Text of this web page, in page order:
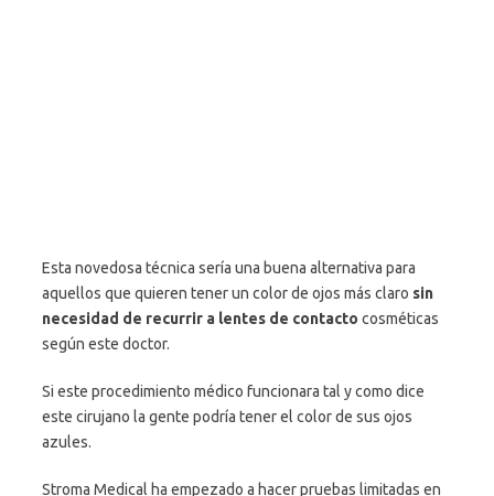
Esta novedosa técnica sería una buena alternativa para
aquellos que quieren tener un color de ojos más claro sin
necesidad de recurrir a lentes de contacto cosméticas
según este doctor.
Si este procedimiento médico funcionara tal y como dice
este cirujano la gente podría tener el color de sus ojos
azules.
Stroma Medical ha empezado a hacer pruebas limitadas en